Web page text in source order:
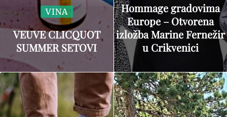
VINA
VEUVE CLICQUOT
SUMMER SETOVI
Hommage gradovima
Europe – Otvorena
izložba Marine Fernežir
u Crikvenici